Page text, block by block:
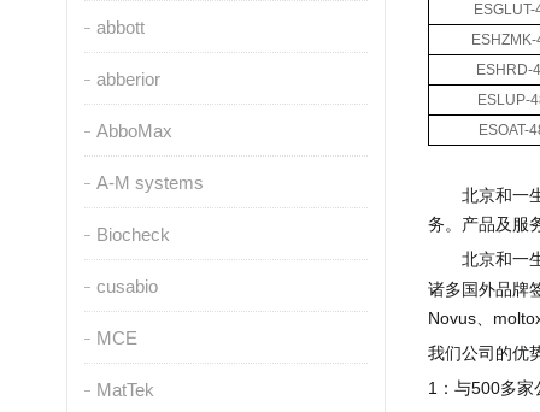
abbott
abberior
AbboMax
A-M systems
Biocheck
cusabio
MCE
MatTek
ESGLUT-
ESHRD-
ESLUP-
ESOAT-
北京和一
务。产品及服
北京和一
诸多国外品牌
Novus
我们公司的优
1 ：与500多家